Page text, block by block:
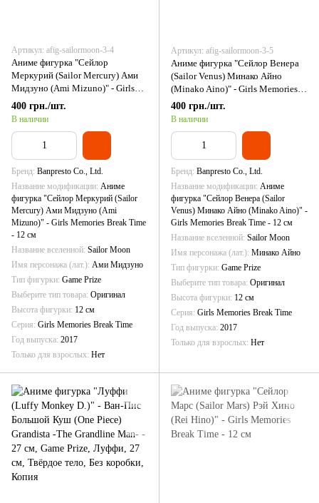
Артикул: afig-sailormoon-3-4
Аниме фигурка "Сейлор
Меркурий (Sailor Mercury) Ами
Мидзуно (Ami Mizuno)" - Girls
Memories Break Time - 12 см
400 грн./шт.
В наличии
Бренд Banpresto Co., Ltd.
Название модификации Аниме
фигурка "Сейлор Меркурий (Sailor
Mercury) Ами Мидзуно (Ami
Mizuno)" - Girls Memories Break Time
- 12 см
Название вселенной Sailor Moon
Имя персонажа (лат.) Ами Мидзуно
Тип фигурки Game Prize
Выберите тип товара Оригинал
Высота фигурки 12 см
Серия Girls Memories Break Time
Год выпуска 2017
Только для взрослых Нет
Артикул: afig-sailormoon-3-5
Аниме фигурка "Сейлор Венера
(Sailor Venus) Минако Айно
(Minako Aino)" - Girls Memories
Break Time - 12 см
400 грн./шт.
В наличии
Бренд Banpresto Co., Ltd.
Название модификации Аниме
фигурка "Сейлор Венера (Sailor
Venus) Минако Айно (Minako Aino)" -
Girls Memories Break Time - 12 см
Название вселенной Sailor Moon
Имя персонажа (лат.) Минако Айно
Тип фигурки Game Prize
Выберите тип товара Оригинал
Высота фигурки 12 см
Серия Girls Memories Break Time
Год выпуска 2017
Только для взрослых Нет